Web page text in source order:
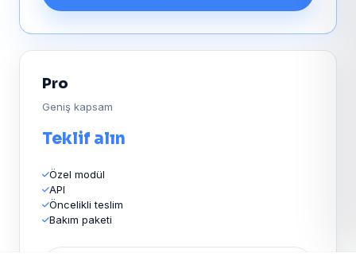
Pro
Geniş kapsam
Teklif alın
Özel modül
API
Öncelikli teslim
Bakım paketi